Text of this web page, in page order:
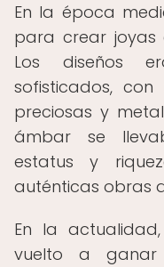
En la época
para crear joyas
Los diseños
sofisticados,
preciosas y
ámbar se
estatus y
auténticas obras
En la
vuelto a ganar